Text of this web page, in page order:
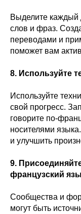
Выделите каждый
слов и фраз.
переводами и
поможет вам
8. Используйте
Используйте
свой прогресс.
говорите по-
носителями
и улучшить
9.
французский
Сообщества и
могут быть